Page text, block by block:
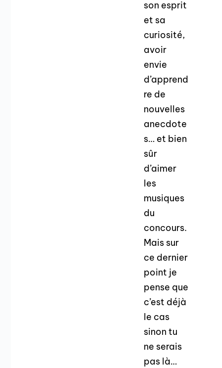
son esprit
et sa
curiosité,
avoir
envie
d’apprend
re de
nouvelles
anecdote
s… et bien
sûr
d’aimer
les
musiques
du
concours.
Mais sur
ce dernier
point je
pense que
c’est déjà
le cas
sinon tu
ne serais
pas là…